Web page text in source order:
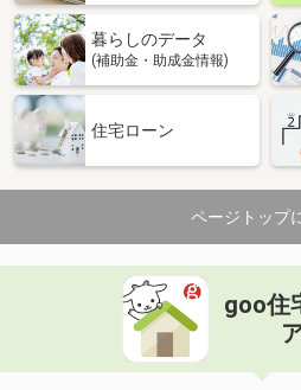
暮らしのデータ
(補助金・助成金情報)
住宅ローン
ページトップ
goo住